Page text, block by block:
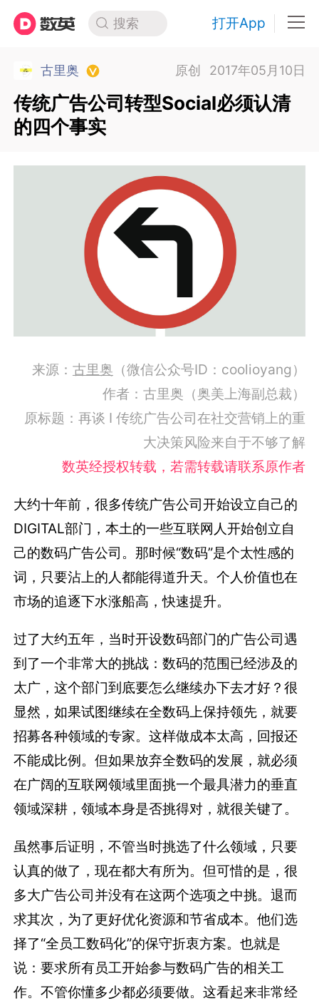
搜索 打开App
古里奥 原创 2017年05月10日
传统广告公司转型Social必须认清
的四个事实
来源： 古里奥 （微信公众号ID：coolioyang）
作者：古里奥（奥美上海副总裁）
原标题：再谈 I 传统广告公司在社交营销上的重
大决策风险来自于不够了解
数英经授权转载，若需转载请联系原作者
大约十年前，很多传统广告公司开始设立自己的
DIGITAL部门，本土的一些互联网人开始创立自
己的数码广告公司。那时候“数码”是个太性感的
词，只要沾上的人都能得道升天。个人价值也在
市场的追逐下水涨船高，快速提升。
过了大约五年，当时开设数码部门的广告公司遇
到了一个非常大的挑战：数码的范围已经涉及的
太广，这个部门到底要怎么继续办下去才好？很
显然，如果试图继续在全数码上保持领先，就要
招募各种领域的专家。这样做成本太高，回报还
不能成比例。但如果放弃全数码的发展，就必须
在广阔的互联网领域里面挑一个最具潜力的垂直
领域深耕，领域本身是否挑得对，就很关键了。
虽然事后证明，不管当时挑选了什么领域，只要
认真的做了，现在都大有所为。但可惜的是，很
多大广告公司并没有在这两个选项之中挑。退而
求其次，为了更好优化资源和节省成本。他们选
择了“全员工数码化”的保守折衷方案。也就是
说：要求所有员工开始参与数码广告的相关工
作。不管你懂多少都必须要做。这看起来非常经